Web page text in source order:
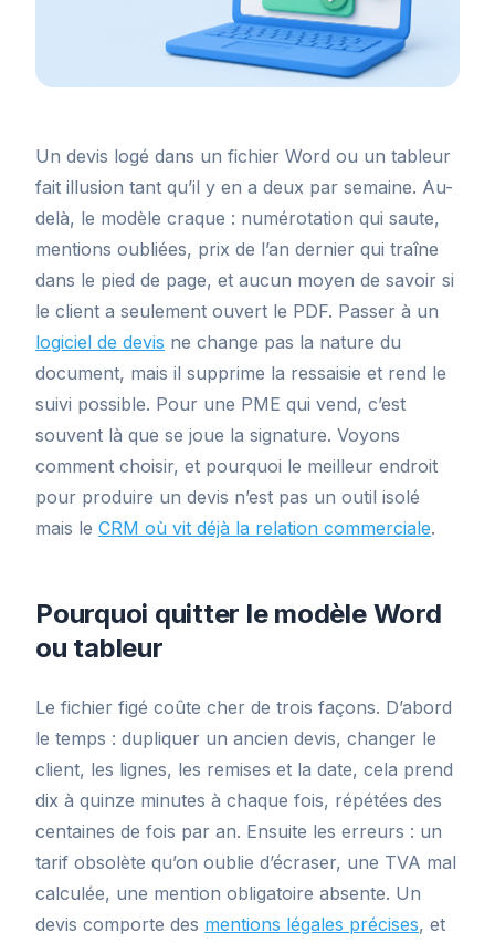
Un devis logé dans un fichier Word ou un tableur
fait illusion tant qu’il y en a deux par semaine. Au-
delà, le modèle craque : numérotation qui saute,
mentions oubliées, prix de l’an dernier qui traîne
dans le pied de page, et aucun moyen de savoir si
le client a seulement ouvert le PDF. Passer à un
logiciel de devis ne change pas la nature du
document, mais il supprime la ressaisie et rend le
suivi possible. Pour une PME qui vend, c’est
souvent là que se joue la signature. Voyons
comment choisir, et pourquoi le meilleur endroit
pour produire un devis n’est pas un outil isolé
mais le CRM où vit déjà la relation commerciale.
Pourquoi quitter le modèle Word
ou tableur
Le fichier figé coûte cher de trois façons. D’abord
le temps : dupliquer un ancien devis, changer le
client, les lignes, les remises et la date, cela prend
dix à quinze minutes à chaque fois, répétées des
centaines de fois par an. Ensuite les erreurs : un
tarif obsolète qu’on oublie d’écraser, une TVA mal
calculée, une mention obligatoire absente. Un
devis comporte des mentions légales précises, et